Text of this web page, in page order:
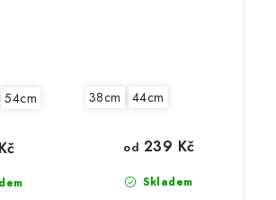
54cm 38cm 44cm
Skladem
od 239 Kč